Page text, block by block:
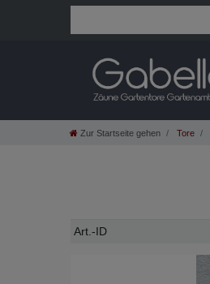
Zur Startseite gehen Tore
Technisches
Wert
Art.-ID